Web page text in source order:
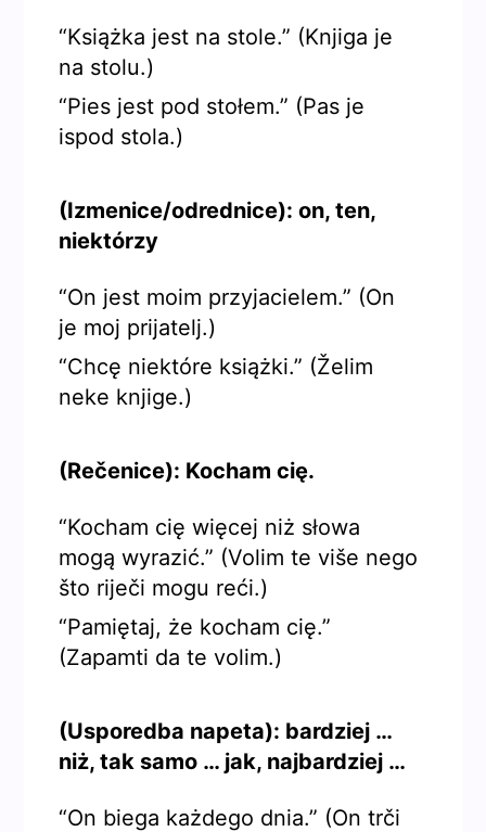
“Książka jest na stole.” (Knjiga je
na stolu.)
“Pies jest pod stołem.” (Pas je
ispod stola.)
(Izmenice/odrednice): on, ten,
niektórzy
“On jest moim przyjacielem.” (On
je moj prijatelj.)
“Chcę niektóre książki.” (Želim
neke knjige.)
(Rečenice): Kocham cię.
“Kocham cię więcej niż słowa
mogą wyrazić.” (Volim te više nego
što riječi mogu reći.)
“Pamiętaj, że kocham cię.”
(Zapamti da te volim.)
(Usporedba napeta): bardziej …
niż, tak samo … jak, najbardziej …
“On biega każdego dnia.” (On trči